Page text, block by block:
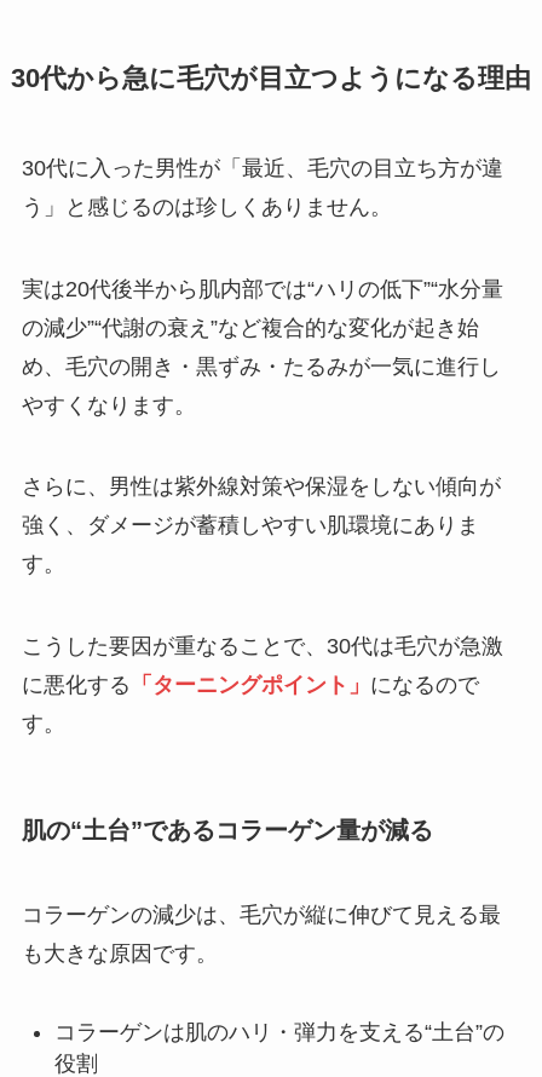
30代から急に毛穴が目立つようになる理由
30代に入った男性が「最近、毛穴の目立ち方が違
う」と感じるのは珍しくありません。
実は20代後半から肌内部では“ハリの低下”“水分量
の減少”“代謝の衰え”など複合的な変化が起き始
め、毛穴の開き・黒ずみ・たるみが一気に進行し
やすくなります。
さらに、男性は紫外線対策や保湿をしない傾向が
強く、ダメージが蓄積しやすい肌環境にありま
す。
こうした要因が重なることで、30代は毛穴が急激
に悪化する 「ターニングポイント」 になるので
す。
肌の“土台”であるコラーゲン量が減る
コラーゲンの減少は、毛穴が縦に伸びて見える最
も大きな原因です。
コラーゲンは肌のハリ・弾力を支える“土台”の
役割